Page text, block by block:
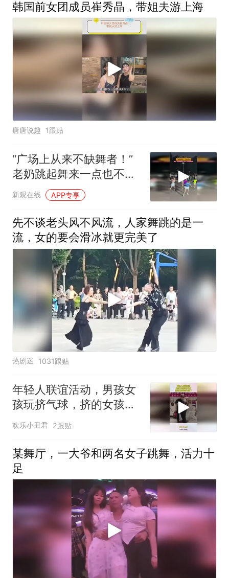
韩国前女团成员崔秀晶，带姐夫游上海
唐唐说趣 1跟贴
“广场上从来不缺舞者！”
老奶跳起舞来一点也不逊
色
新观在线 APP专享
先不谈老头风不风流，人家舞跳的是一
流，女的要会滑冰就更完美了
热剧迷 1031跟贴
年轻人联谊活动，男孩女
孩玩挤气球，挤的女孩快
站不稳了！
欢乐小丑君 2跟贴
某舞厅，一大爷和两名女子跳舞，活力十
足